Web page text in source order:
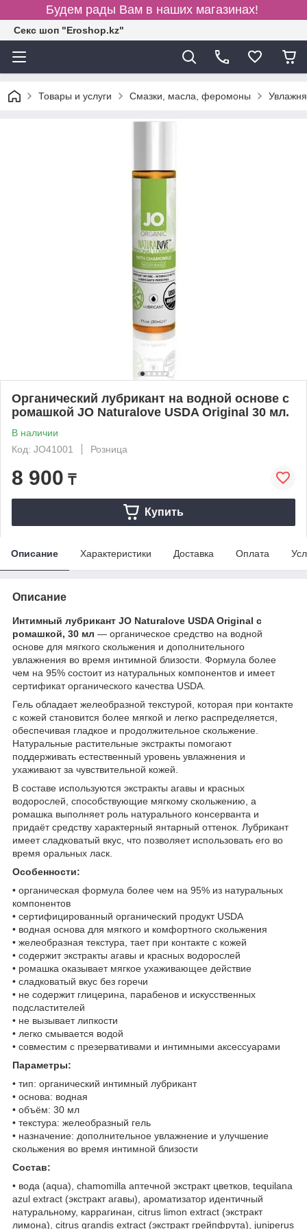
Будем рады Вам в наших магазинах!
Секс шоп "Eroshop.kz"
Товары и услуги Смазки, масла, феромоны
Органический лубрикант на водной основе с
ромашкой JO Naturalove USDA Original 30 мл.
В наличии
Код: JO41001
Розница
8 900 ₸
Купить
Описание Характеристики Доставка Оплата
Описание
Интимный лубрикант JO Naturalove USDA Original с
ромашкой, 30 мл — органическое средство на водной
основе для мягкого скольжения и дополнительного
увлажнения во время интимной близости. Формула более
чем на 95% состоит из натуральных компонентов и имеет
сертификат органического качества USDA.
Гель обладает желеобразной текстурой, которая при контакте
с кожей становится более мягкой и легко распределяется,
обеспечивая гладкое и продолжительное скольжение.
Натуральные растительные экстракты помогают
поддерживать естественный уровень увлажнения и
ухаживают за чувствительной кожей.
В составе используются экстракты агавы и красных
водорослей, способствующие мягкому скольжению, а
ромашка выполняет роль натурального консерванта и
придаёт средству характерный янтарный оттенок. Лубрикант
имеет сладковатый вкус, что позволяет использовать его во
время оральных ласк.
Особенности:
• органическая формула более чем на 95% из натуральных
компонентов
• сертифицированный органический продукт USDA
• водная основа для мягкого и комфортного скольжения
• желеобразная текстура, тает при контакте с кожей
• содержит экстракты агавы и красных водорослей
• ромашка оказывает мягкое ухаживающее действие
• сладковатый вкус без горечи
• не содержит глицерина, парабенов и искусственных
подсластителей
• не вызывает липкости
• легко смывается водой
• совместим с презервативами и интимными аксессуарами
Параметры:
• тип: органический интимный лубрикант
• основа: водная
• объём: 30 мл
• текстура: желеобразный гель
• назначение: дополнительное увлажнение и улучшение
скольжения во время интимной близости
Состав:
• вода (aqua), chamomilla аптечной экстракт цветков, tequilana
azul extract (экстракт агавы), ароматизатор идентичный
натуральному, каррагинан, citrus limon extract (экстракт
лимона), citrus grandis extract (экстракт грейпфрута), juniperus